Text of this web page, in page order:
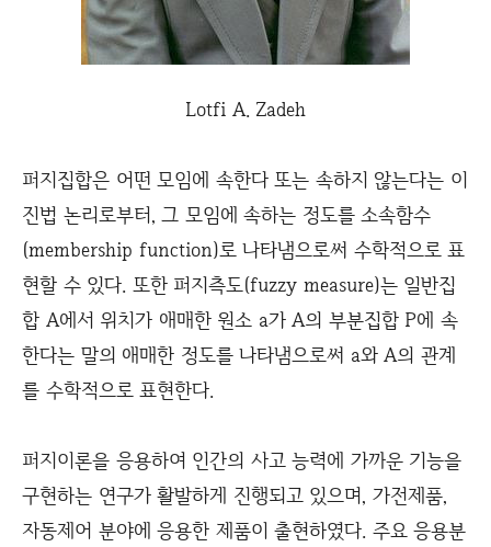
Lotfi A. Zadeh
퍼지집합은 어떤 모임에 속한다 또는 속하지 않는다는 이
진법 논리로부터, 그 모임에 속하는 정도를 소속함수
(membership function)로 나타냄으로써 수학적으로 표
현할 수 있다. 또한 퍼지측도(fuzzy measure)는 일반집
합 A에서 위치가 애매한 원소 a가 A의 부분집합 P에 속
한다는 말의 애매한 정도를 나타냄으로써 a와 A의 관계
를 수학적으로 표현한다.
퍼지이론을 응용하여 인간의 사고 능력에 가까운 기능을
구현하는 연구가 활발하게 진행되고 있으며, 가전제품,
자동제어 분야에 응용한 제품이 출현하였다. 주요 응용분